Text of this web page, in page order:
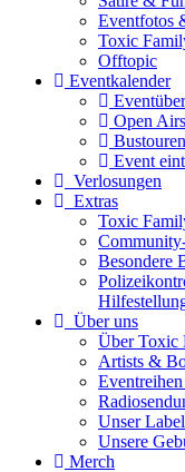
Eventfotos
Toxic
Offtopic
Eventkalender
Open Airs
Bustouren
Event
Verlosungen
Extras
Toxic
Besondere
Über uns
Über Toxic
Artists &
Unser
Unsere
Merch